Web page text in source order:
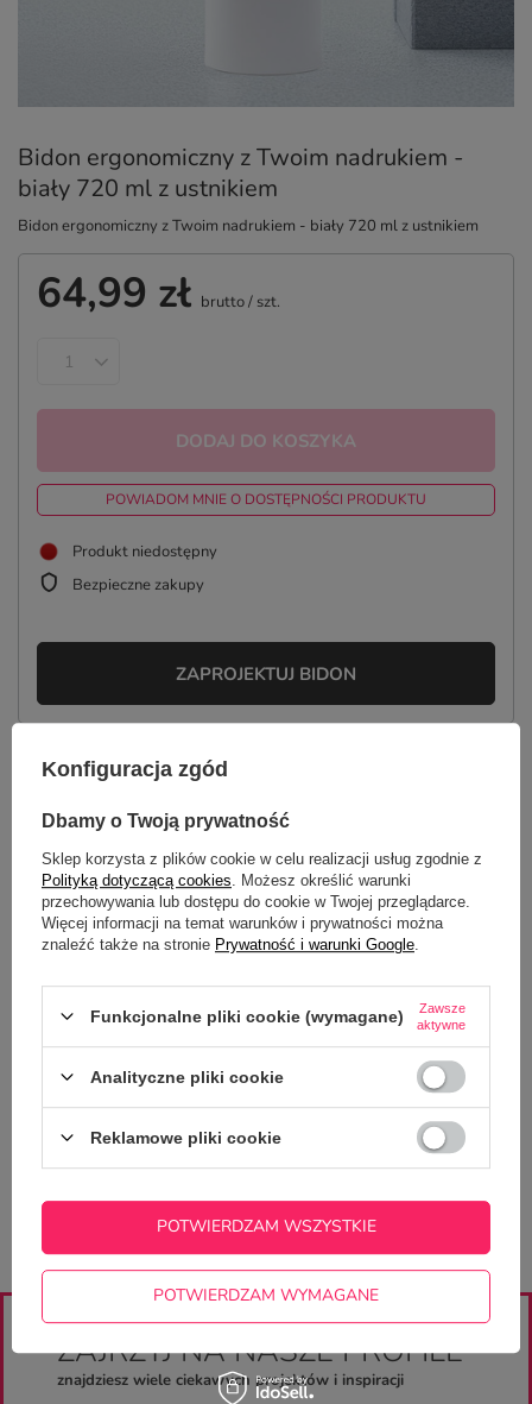
Bidon ergonomiczny z Twoim nadrukiem -
biały 720 ml z ustnikiem
Bidon ergonomiczny z Twoim nadrukiem - biały 720 ml z ustnikiem
64,99 zł brutto/ szt.
DODAJ DO KOSZYKA
POWIADOM MNIE O DOSTĘPNOŚCI PRODUKTU
Produkt niedostępny
Bezpieczne zakupy
ZAPROJEKTUJ BIDON
GŁÓWNE PARAMETRY
OPINIE (0)
Potrzebujesz pomocy? Masz pytania?
Zadaj pytanie a my odpowiemy
ZADAJ PYTANIE
ZAJRZYJ NA NASZE PROFILE
znajdziesz wiele ciekawych projektów i inspiracji
Konfiguracja zgód
Dbamy o Twoją prywatność
Sklep korzysta z plików cookie w celu realizacji usług zgodnie z
Polityką dotyczącą cookies . Możesz określić warunki
przechowywania lub dostępu do cookie w Twojej przeglądarce.
Więcej informacji na temat warunków i prywatności można
znaleźć także na stronie Prywatność i warunki Google
Funkcjonalne pliki cookie (wymagane)
Zawsze
aktywne
Analityczne pliki cookie
Reklamowe pliki cookie
POTWIERDZAM WYMAGANE
POTWIERDZAM WSZYSTKIE